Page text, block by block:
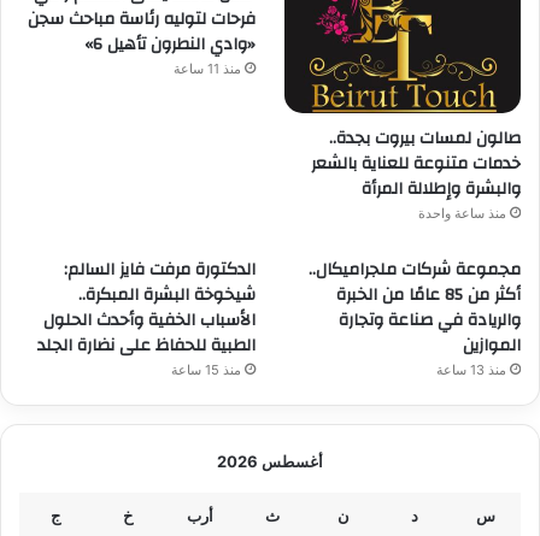
صالون لمسات بيروت بجدة..
خدمات متنوعة للعناية بالشعر
والبشرة وإطلالة المرأة
منذ ساعة واحدة
فرحات لتوليه رئاسة مباحث سجن
«وادي النطرون تأهيل 6»
منذ 11 ساعة
مجموعة شركات ملجراميكال..
أكثر من 85 عامًا من الخبرة
والريادة في صناعة وتجارة
الموازين
منذ 13 ساعة
الدكتورة مرفت فايز السالم:
شيخوخة البشرة المبكرة..
الأسباب الخفية وأحدث الحلول
الطبية للحفاظ على نضارة الجلد
منذ 15 ساعة
أغسطس 2026
س د ن ث أرب خ ج